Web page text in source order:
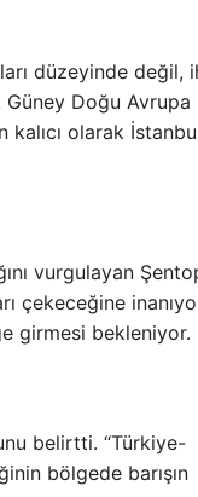
düzeyinde değil,
Güney Doğu Avrupa
olarak
vurgulayan
çekeceğine
girmesi bekleniyor.
belirtti. “Türkiye-
bölgede barışın